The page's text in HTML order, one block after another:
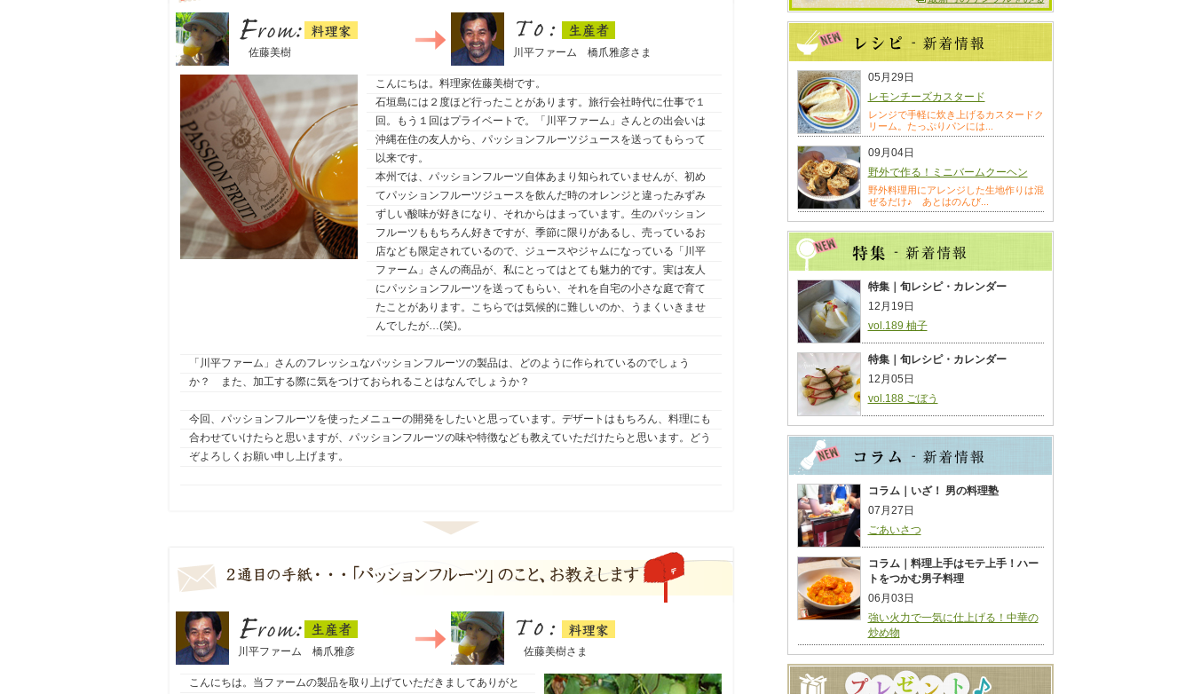
From：
佐藤美樹 To： 生産者
川平ファーム 橋爪雅彦さま
こんにちは。料理家佐藤美樹です。
石垣島には２度ほど行ったことがあります。旅行会社時代に仕事で１
回。もう１回はプライベートで。「川平ファーム」さんとの出会いは
沖縄在住の友人から、パッションフルーツジュースを送ってもらって
以来です。
本州では、パッションフルーツ自体あまり知られていませんが、初め
てパッションフルーツジュースを飲んだ時のオレンジと違ったみずみ
ずしい酸味が好きになり、それからはまっています。生のパッション
フルーツももちろん好きですが、季節に限りがあるし、売っているお
店なども限定されているので、ジュースやジャムになっている「川平
ファーム」さんの商品が、私にとってはとても魅力的です。実は友人
にパッションフルーツを送ってもらい、それを自宅の小さな庭で育て
たことがあります。こちらでは気候的に難しいのか、うまくいきませ
んでしたが…(笑)。
「川平ファーム」さんのフレッシュなパッションフルーツの製品は、どのように作られているのでしょう
か？ また、加工する際に気をつけておられることはなんでしょうか？
今回、パッションフルーツを使ったメニューの開発をしたいと思っています。デザートはもちろん、料理にも
合わせていけたらと思いますが、パッションフルーツの味や特徴なども教えていただけたらと思います。どう
ぞよろしくお願い申し上げます。
From： 生産者
川平ファーム 橋爪雅彦 To： 料理家
佐藤美樹さま
こんにちは。当ファームの製品を取り上げていただきましてありがと
05月29日
レモンチーズカスタード
レンジで手軽に炊き上げるカスタードク
リーム。たっぷりパンには...
09月04日
野外で作る！ミニバームクーヘン
野外料理用にアレンジした生地作りは混
ぜるだけ♪ あとはのんび...
特集｜旬レシピ・カレンダー
12月19日
vol.189 柚子
特集｜旬レシピ・カレンダー
12月05日
vol.188 ごぼう
コラム｜いざ！ 男の料理塾
07月27日
ごあいさつ
コラム｜料理上手はモテ上手！ハー
トをつかむ男子料理
06月03日
強い火力で一気に仕上げる！中華の
炒め物